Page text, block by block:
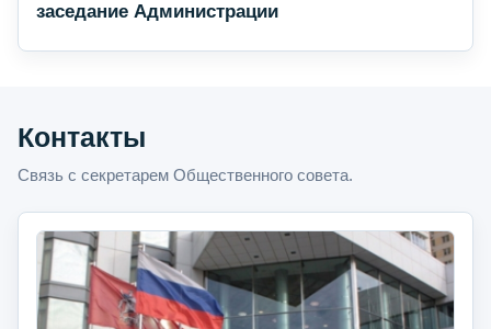
заседание Администрации
Контакты
Связь с секретарем Общественного совета.